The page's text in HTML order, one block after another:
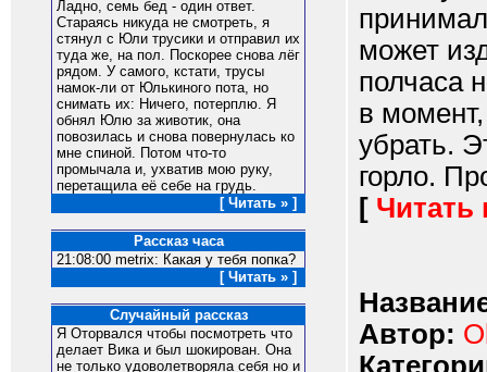
Ладно, семь бед - один ответ.
Стараясь никуда не смотреть, я
стянул с Юли трусики и отправил их
туда же, на пол. Поскорее снова лёг
рядом. У самого, кстати, трусы
намок-ли от Юлькиного пота, но
снимать их: Ничего, потерплю. Я
обнял Юлю за животик, она
повозилась и снова повернулась ко
мне спиной. Потом что-то
промычала и, ухватив мою руку,
перетащила её себе на грудь.
[ Читать » ]
Рассказ часа
21:08:00 metrix: Какая у тебя попка?
[ Читать » ]
Случайный рассказ
Я Оторвался чтобы посмотреть что
делает Вика и был шокирован. Она
не только удоволетворяла себя но и
может
полчаса
в
убрать.
горло.
[ Читать
Автор: